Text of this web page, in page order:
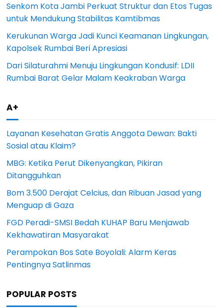
Senkom Kota Jambi Perkuat Struktur dan Etos Tugas
untuk Mendukung Stabilitas Kamtibmas
Kerukunan Warga Jadi Kunci Keamanan Lingkungan,
Kapolsek Rumbai Beri Apresiasi
Dari Silaturahmi Menuju Lingkungan Kondusif: LDII
Rumbai Barat Gelar Malam Keakraban Warga
A+
Layanan Kesehatan Gratis Anggota Dewan: Bakti
Sosial atau Klaim?
MBG: Ketika Perut Dikenyangkan, Pikiran
Ditangguhkan
Bom 3.500 Derajat Celcius, dan Ribuan Jasad yang
Menguap di Gaza
FGD Peradi-SMSI Bedah KUHAP Baru Menjawab
Kekhawatiran Masyarakat
Perampokan Bos Sate Boyolali: Alarm Keras
Pentingnya Satlinmas
POPULAR POSTS